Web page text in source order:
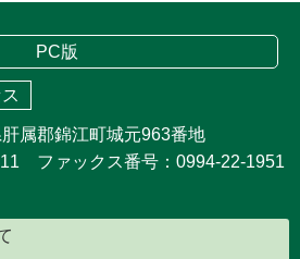
PC版
属郡錦江町城元963番地
ファックス番号：0994-22-1951